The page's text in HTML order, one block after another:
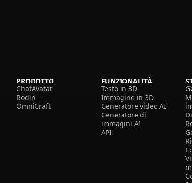
PRODOTTO
ChatAvatar
Rodin
OmniCraft
FUNZIONALITÀ
Testo in 3D
Immagine in 3D
Generatore video AI
Generatore di
immagini AI
API